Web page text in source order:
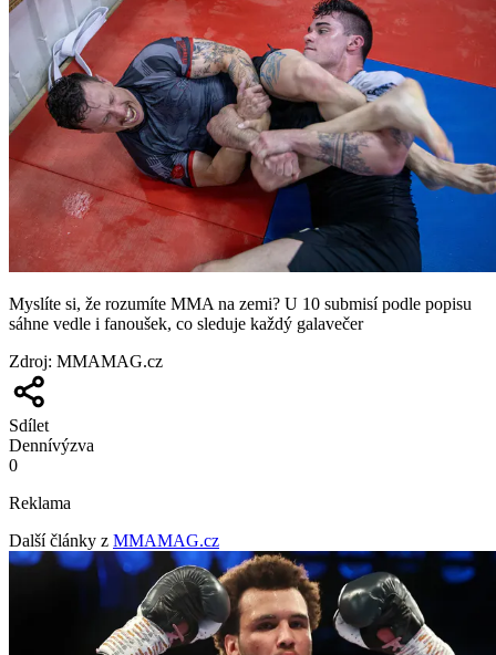
Myslíte si, že rozumíte MMA na zemi? U 10 submisí podle popisu
sáhne vedle i fanoušek, co sleduje každý galavečer
Zdroj: MMAMAG.cz
Sdílet
Dennívýzva
0
Reklama
Další články z MMAMAG.cz